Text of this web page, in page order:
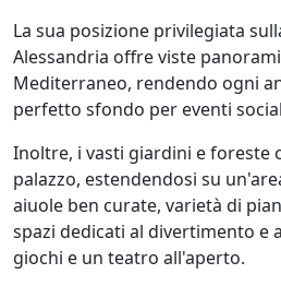
La sua posizione privilegiata
Alessandria offre viste
Mediterraneo, rendendo ogni
perfetto sfondo per eventi
Inoltre, i vasti giardini e foreste
palazzo, estendendosi su
aiuole ben curate, varietà di
spazi dedicati al divertimento e
giochi e un teatro all'aperto.